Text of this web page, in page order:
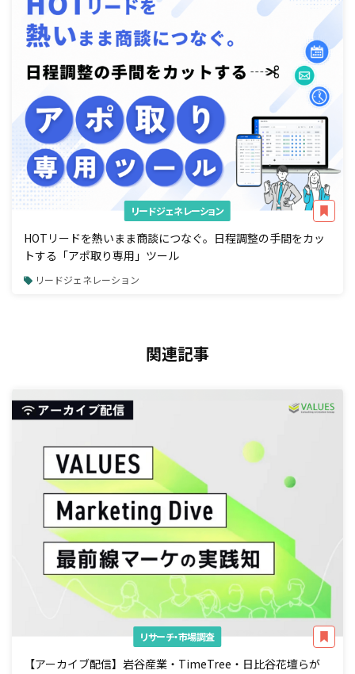
リードジェネレーション
HOTリードを熱いまま商談につなぐ。日程調整の手間をカッ
トする「アポ取り専用」ツール
リードジェネレーション
関連記事
リサーチ・市場調査
【アーカイブ配信】岩谷産業・TimeTree・日比谷花壇らが